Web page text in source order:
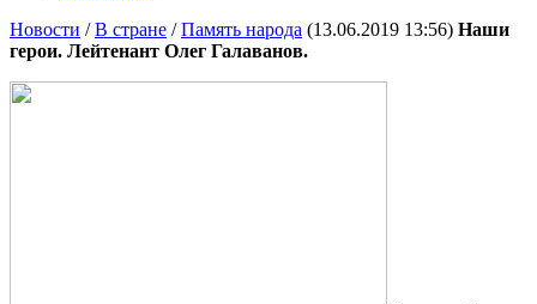
Новости /В стране /Память народа (13.06.2019 13:56) Наши
герои. Лейтенант Олег Галаванов.